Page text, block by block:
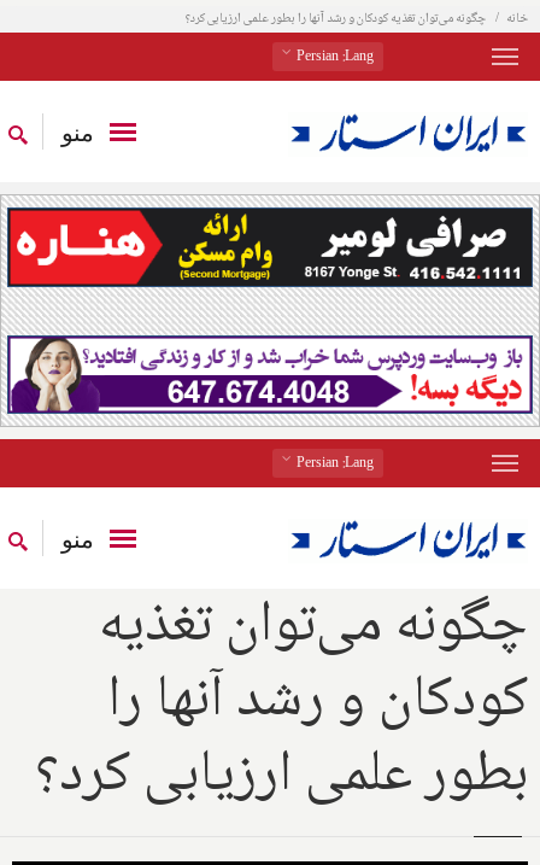
خانه چگونه می‌توان تغذیه کودکان و رشد آنها را بطور علمی ارزیابی کرد؟
Lang
: Persian
منو
Lang
: Persian
منو
چگونه می‌توان تغذیه
کودکان و رشد آنها را
بطور علمی ارزیابی کرد؟